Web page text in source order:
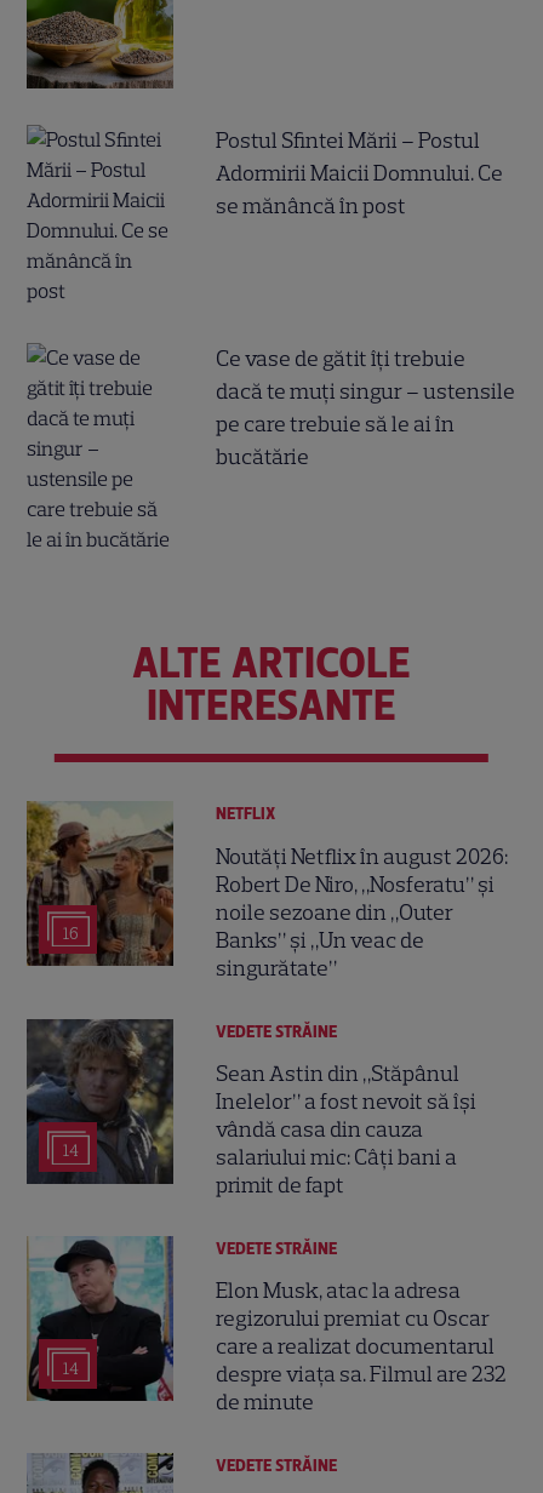
Postul Sfintei Mării – Postul
Adormirii Maicii Domnului. Ce
se mănâncă în post
Ce vase de gătit îți trebuie
dacă te muți singur – ustensile
pe care trebuie să le ai în
bucătărie
ALTE ARTICOLE
INTERESANTE
16
NETFLIX
Noutăți Netflix în august 2026:
Robert De Niro, „Nosferatu” și
noile sezoane din „Outer
Banks” și „Un veac de
singurătate”
14
VEDETE STRĂINE
Sean Astin din „Stăpânul
Inelelor” a fost nevoit să își
vândă casa din cauza
salariului mic: Câți bani a
primit de fapt
14
VEDETE STRĂINE
Elon Musk, atac la adresa
regizorului premiat cu Oscar
care a realizat documentarul
despre viața sa. Filmul are 232
de minute
VEDETE STRĂINE